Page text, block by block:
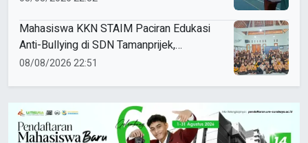
Mahasiswa KKN STAIM Paciran Edukasi
Anti-Bullying di SDN Tamanprijek,
Tanamkan Empati Sejak Dini
08/08/2026 22:51